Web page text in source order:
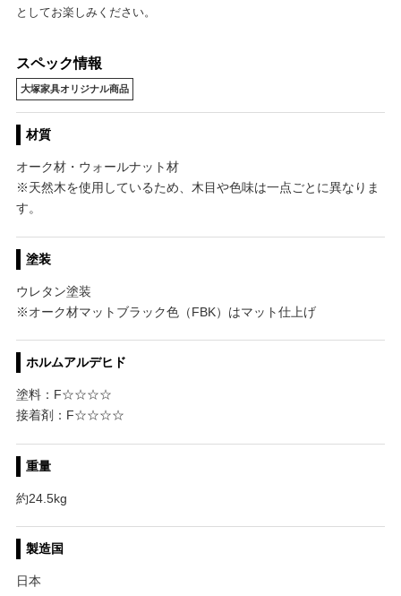
としてお楽しみください。
スペック情報
大塚家具オリジナル商品
材質
オーク材・ウォールナット材
※天然木を使用しているため、木目や色味は一点ごとに異なりま
す。
塗装
ウレタン塗装
※オーク材マットブラック色（FBK）はマット仕上げ
ホルムアルデヒド
塗料：F☆☆☆☆
接着剤：F☆☆☆☆
重量
約24.5kg
製造国
日本